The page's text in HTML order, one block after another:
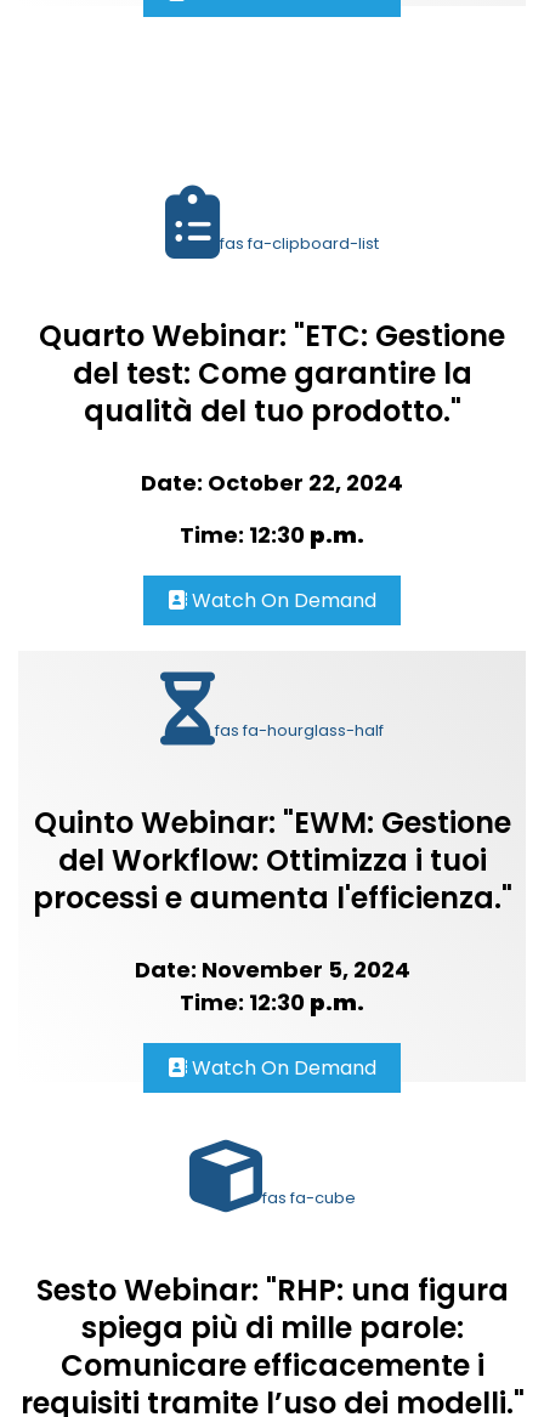
fas fa-clipboard-list
Quarto Webinar: "ETC: Gestione
del test: Come garantire la
qualità del tuo prodotto."
Date: October 22, 2024
Time: 12:30 p.m.
Watch On Demand
fas fa-hourglass-half
Quinto Webinar: "EWM: Gestione
del Workflow: Ottimizza i tuoi
processi e aumenta l'efficienza."
Date: November 5, 2024
Time: 12:30 p.m.
Watch On Demand
fas fa-cube
Sesto Webinar: "RHP: una figura
spiega più di mille parole:
Comunicare efficacemente i
requisiti tramite l’uso dei modelli."